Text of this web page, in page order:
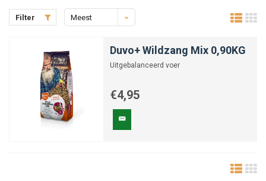
Filter
Meest
Duvo+ Wildzang Mix 0,90KG
Uitgebalanceerd voer
€4,95